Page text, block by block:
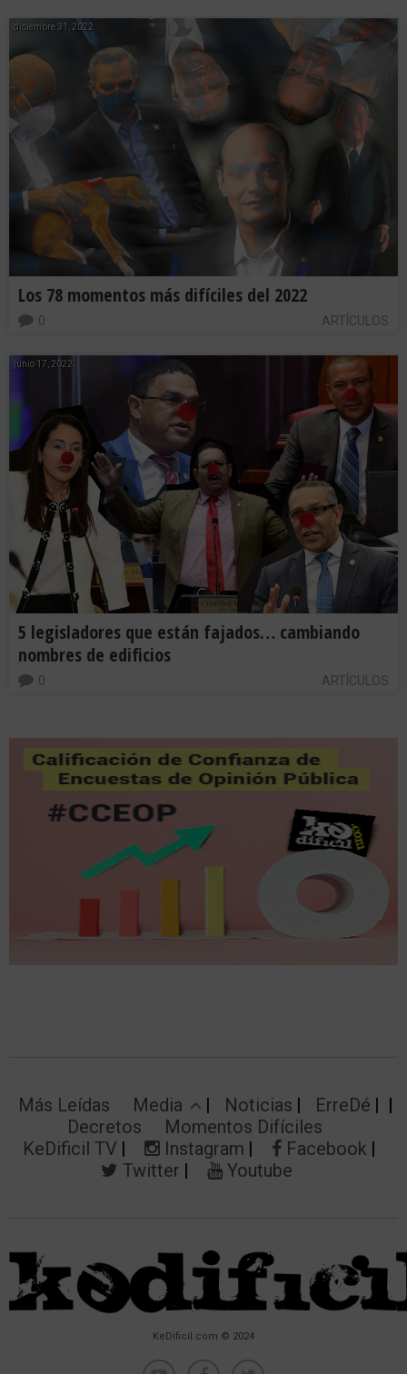
diciembre 31, 2022
Los 78 momentos más difíciles del 2022
ARTÍCULOS
0
junio 17, 2022
5 legisladores que están fajados… cambiando
nombres de edificios
ARTÍCULOS
0
Más Leídas Media Noticias
ErreDé
Decretos
Momentos Difíciles
KeDificil TV
Instagram
Facebook
Twitter
Youtube
KeDificil.com © 2024